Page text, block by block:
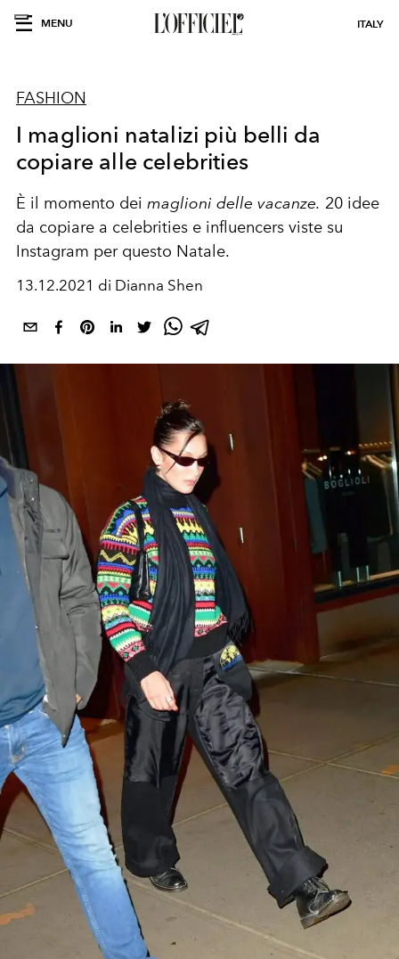
MENU ITALY
FASHION
I maglioni natalizi più belli da
copiare alle celebrities
È il momento dei maglioni delle vacanze. 20 idee
da copiare a celebrities e influencers viste su
Instagram per questo Natale.
13.12.2021 di Dianna Shen